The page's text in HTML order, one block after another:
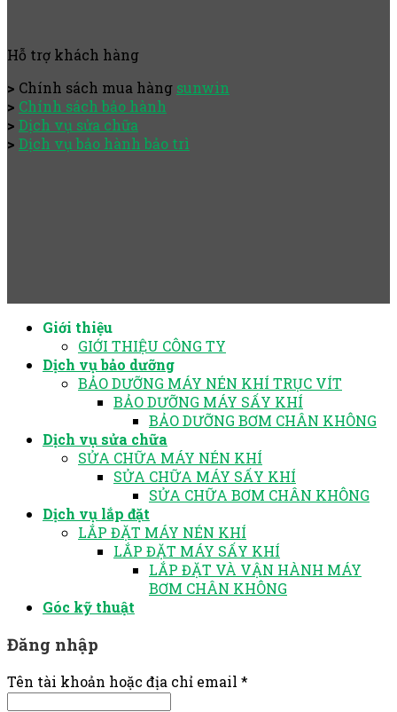
Hỗ trợ khách hàng
> Chính sách mua hàng sunwin
> Chính sách bảo hành
> Dịch vụ sửa chữa
> Dịch vụ bảo hành bảo trì
Giới thiệu
GIỚI THIỆU CÔNG TY
Dịch vụ bảo dưỡng
BẢO DƯỠNG MÁY NÉN KHÍ TRỤC VÍT
BẢO DƯỠNG MÁY SẤY KHÍ
BẢO DƯỠNG BƠM CHÂN KHÔNG
Dịch vụ sửa chữa
SỬA CHỮA MÁY NÉN KHÍ
SỬA CHỮA MÁY SẤY KHÍ
SỬA CHỮA BƠM CHÂN KHÔNG
Dịch vụ lắp đặt
LẮP ĐẶT MÁY NÉN KHÍ
LẮP ĐẶT MÁY SẤY KHÍ
LẮP ĐẶT VÀ VẬN HÀNH MÁY
BƠM CHÂN KHÔNG
Góc kỹ thuật
Đăng nhập
Tên tài khoản hoặc địa chỉ email *